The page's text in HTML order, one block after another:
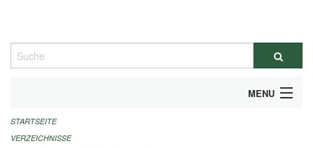
Suche
MENU
ALLGEMEINE INFORMATIONEN
STARTSEITE
VERZEICHNISSE